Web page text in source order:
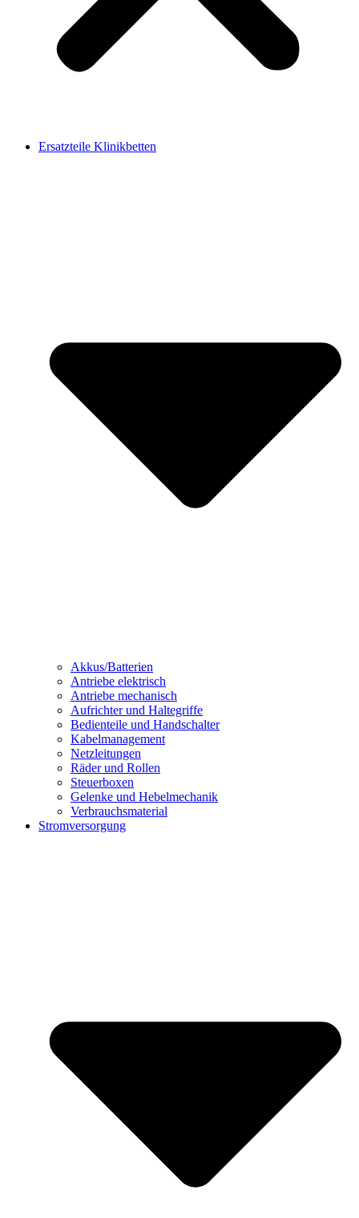
Ersatzteile Klinikbetten
Akkus/Batterien
Antriebe elektrisch
Antriebe mechanisch
Aufrichter und Haltegriffe
Bedienteile und Handschalter
Kabelmanagement
Netzleitungen
Räder und Rollen
Steuerboxen
Gelenke und Hebelmechanik
Verbrauchsmaterial
Stromversorgung